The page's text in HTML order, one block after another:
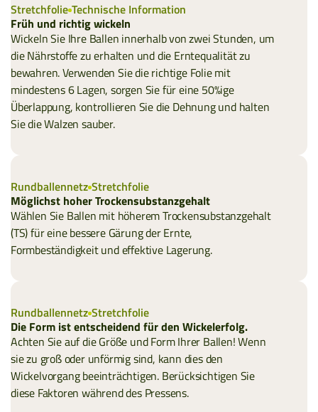
Stretchfolie Technische Information
Früh und richtig wickeln
Wickeln Sie Ihre Ballen innerhalb von zwei Stunden, um
die Nährstoffe zu erhalten und die Erntequalität zu
bewahren. Verwenden Sie die richtige Folie mit
mindestens 6 Lagen, sorgen Sie für eine 50%ige
Überlappung, kontrollieren Sie die Dehnung und halten
Sie die Walzen sauber.
Rundballennetz Stretchfolie
Möglichst hoher Trockensubstanzgehalt
Wählen Sie Ballen mit höherem Trockensubstanzgehalt
(TS) für eine bessere Gärung der Ernte,
Formbeständigkeit und effektive Lagerung.
Rundballennetz Stretchfolie
Die Form ist entscheidend für den Wickelerfolg.
Achten Sie auf die Größe und Form Ihrer Ballen! Wenn
sie zu groß oder unförmig sind, kann dies den
Wickelvorgang beeinträchtigen. Berücksichtigen Sie
diese Faktoren während des Pressens.